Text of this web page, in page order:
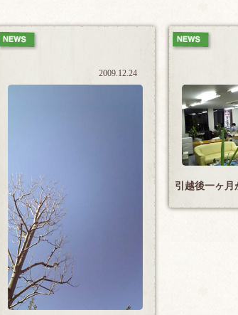
2009.12.24
引越後一ヶ月